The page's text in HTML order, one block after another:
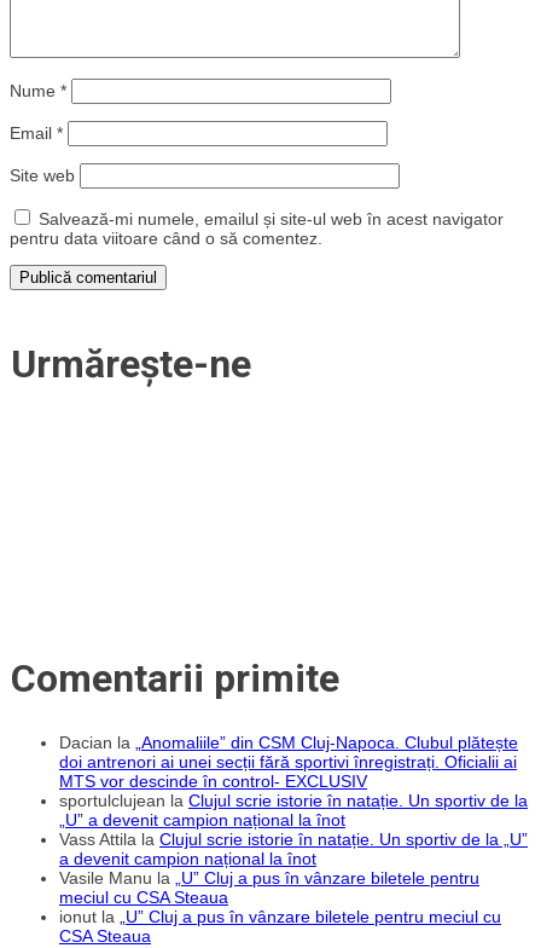
Nume *
Email *
Site web
Salvează-mi numele, emailul și site-ul web în acest navigator
pentru data viitoare când o să comentez.
Urmărește-ne
Comentarii primite
Dacian la „Anomaliile” din CSM Cluj-Napoca. Clubul plătește
doi antrenori ai unei secții fără sportivi înregistrați. Oficialii ai
MTS vor descinde în control- EXCLUSIV
sportulclujean la Clujul scrie istorie în natație. Un sportiv de la
„U” a devenit campion național la înot
Vass Attila la Clujul scrie istorie în natație. Un sportiv de la „U”
a devenit campion național la înot
Vasile Manu la „U” Cluj a pus în vânzare biletele pentru
meciul cu CSA Steaua
ionut la „U” Cluj a pus în vânzare biletele pentru meciul cu
CSA Steaua